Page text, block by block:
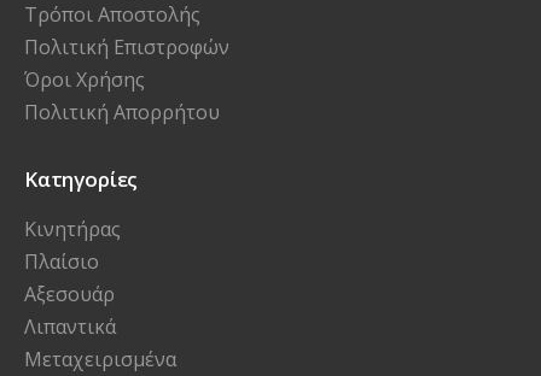
Τρόποι Αποστολής
Πολιτική Επιστροφών
Όροι Χρήσης
Πολιτική Απορρήτου
Κατηγορίες
Κινητήρας
Πλαίσιο
Αξεσουάρ
Λιπαντικά
Μεταχειρισμένα